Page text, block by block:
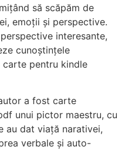
să scăpăm de
emoții și perspective.
interesante,
cunoștințele
carte pentru kindle
a fost carte
unui pictor maestru, cu
au dat viață narativei,
verbale și auto-